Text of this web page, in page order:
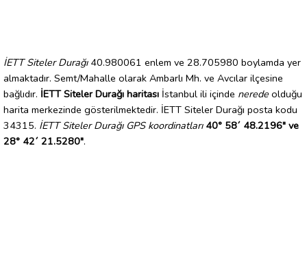
İETT Siteler Durağı40.980061 enlem ve 28.705980 boylamda yer
almaktadır. Semt/Mahalle olarak Ambarlı Mh. ve Avcılar ilçesine
bağlıdır. İETT Siteler Durağı haritası İstanbul ili içinde nerede olduğu
harita merkezinde gösterilmektedir. İETT Siteler Durağı posta kodu
34315. İETT Siteler Durağı GPS koordinatları 40° 58´ 48.2196" ve
28° 42´ 21.5280".